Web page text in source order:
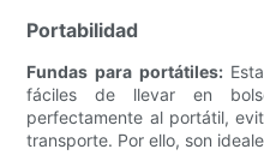
Portabilidad
Fundas para portátiles:
fáciles de llevar en
perfectamente al portátil,
transporte. Por ello, son